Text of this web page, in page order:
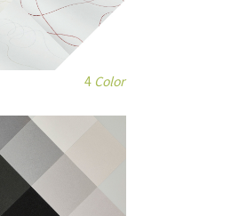
4 Color